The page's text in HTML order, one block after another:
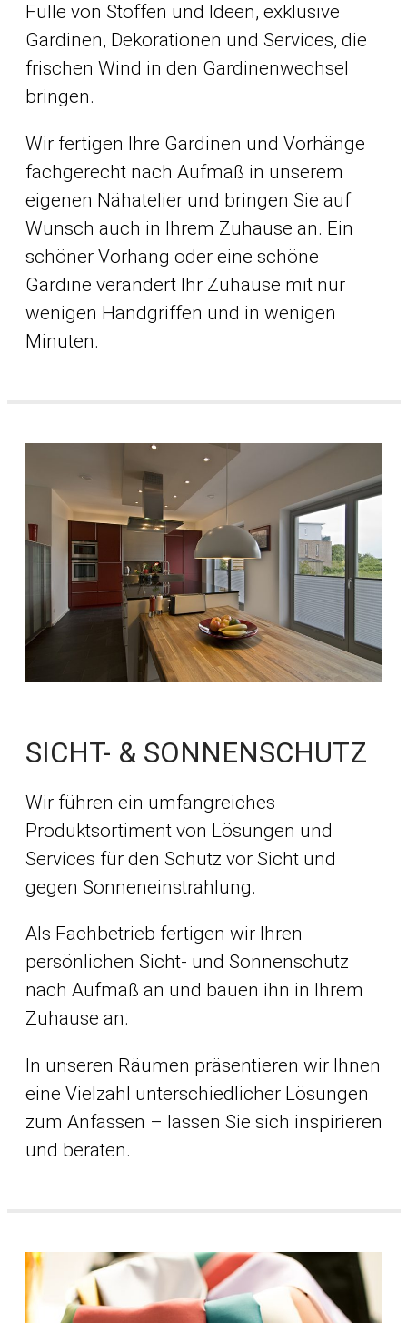
Fülle von Stoffen und Ideen, exklusive
Gardinen, Dekorationen und Services, die
frischen Wind in den Gardinenwechsel
bringen.
Wir fertigen Ihre Gardinen und Vorhänge
fachgerecht nach Aufmaß in unserem
eigenen Nähatelier und bringen Sie auf
Wunsch auch in Ihrem Zuhause an. Ein
schöner Vorhang oder eine schöne
Gardine verändert Ihr Zuhause mit nur
wenigen Handgriffen und in wenigen
Minuten.
SICHT- & SONNENSCHUTZ
Wir führen ein umfangreiches
Produktsortiment von Lösungen und
Services für den Schutz vor Sicht und
gegen Sonneneinstrahlung.
Als Fachbetrieb fertigen wir Ihren
persönlichen Sicht- und Sonnenschutz
nach Aufmaß an und bauen ihn in Ihrem
Zuhause an.
In unseren Räumen präsentieren wir Ihnen
eine Vielzahl unterschiedlicher Lösungen
zum Anfassen – lassen Sie sich inspirieren
und beraten.